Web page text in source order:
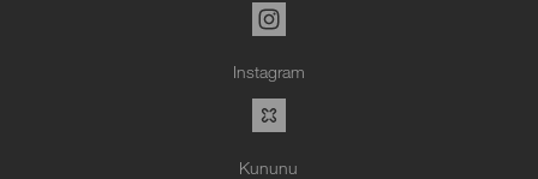
Instagram
Kununu